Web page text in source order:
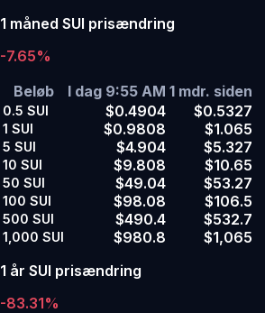
1 måned SUI prisændring
-7.65%
Beløb
I dag 9:55 AM 1 mdr. siden
0.5 SUI $0.4904 $0.5327
1 SUI $0.9808 $1.065
5 SUI $4.904 $5.327
10 SUI $9.808 $10.65
50 SUI $49.04 $53.27
100 SUI $98.08 $106.5
500 SUI $490.4 $532.7
1,000 SUI $980.8
$1,065
1 år SUI prisændring
-83.31%